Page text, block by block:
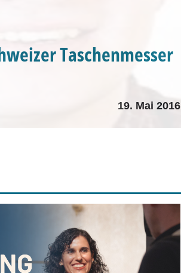
Taschenmesser
19. Mai 2016